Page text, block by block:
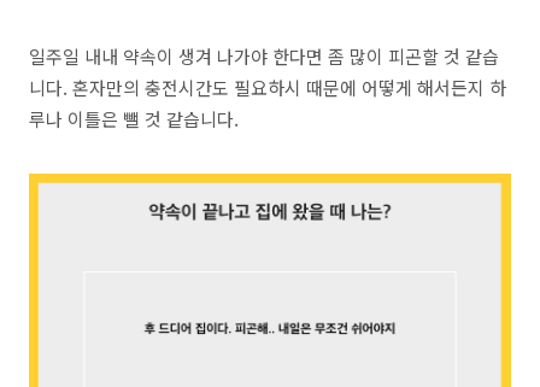
일주일 내내 약속이 생겨 나가야 한다면 좀 많이 피곤할 것 같습
니다. 혼자만의 충전시간도 필요하시 때문에 어떻게 해서든지 하
루나 이틀은 뺄 것 같습니다.